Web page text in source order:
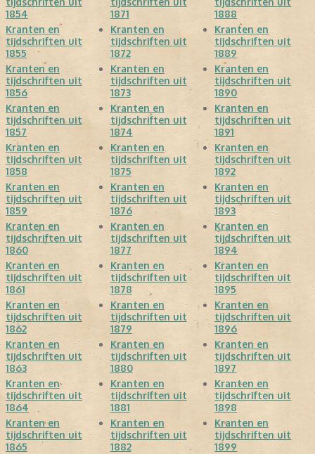
1854
Kranten en
tijdschriften uit
1855
Kranten en
tijdschriften uit
1856
Kranten en
tijdschriften uit
1857
Kranten en
tijdschriften uit
1858
Kranten en
tijdschriften uit
1859
Kranten en
tijdschriften uit
1860
Kranten en
tijdschriften uit
1861
Kranten en
tijdschriften uit
1862
Kranten en
tijdschriften uit
1863
Kranten en
tijdschriften uit
1864
Kranten en
tijdschriften uit
1865
1871
Kranten en
tijdschriften uit
1872
Kranten en
tijdschriften uit
1873
Kranten en
tijdschriften uit
1874
Kranten en
tijdschriften uit
1875
Kranten en
tijdschriften uit
1876
Kranten en
tijdschriften uit
1877
Kranten en
tijdschriften uit
1878
Kranten en
tijdschriften uit
1879
Kranten en
tijdschriften uit
1880
Kranten en
tijdschriften uit
1881
Kranten en
tijdschriften uit
1882
1888
Kranten en
tijdschriften uit
1889
Kranten en
tijdschriften uit
1890
Kranten en
tijdschriften uit
1891
Kranten en
tijdschriften uit
1892
Kranten en
tijdschriften uit
1893
Kranten en
tijdschriften uit
1894
Kranten en
tijdschriften uit
1895
Kranten en
tijdschriften uit
1896
Kranten en
tijdschriften uit
1897
Kranten en
tijdschriften uit
1898
Kranten en
tijdschriften uit
1899